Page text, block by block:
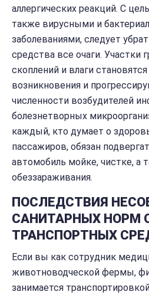
аллергических реакций. С
также вирусными и
заболеваниями, следует
средства все очаги. Участки
скоплений и влаги
возникновения и
численности возбудителей
болезнетворных
каждый, кто думает о
пассажиров, обязан
автомобиль мойке, чистке, а
обеззараживания.
ПОСЛЕДСТВИЯ
САНИТАРНЫХ НОРМ
ТРАНСПОРТНЫХ
Если вы как сотрудник
животноводческой фермы,
занимается